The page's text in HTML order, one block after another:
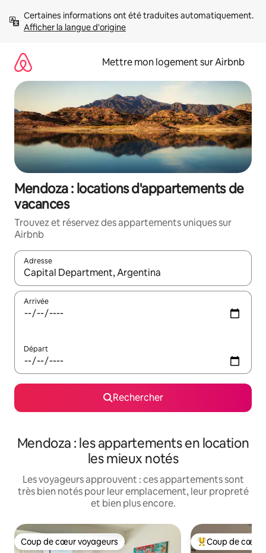
directement
Afficher la langue d'origine
Mettre mon logement sur Airbnb
Mendoza : locations d'appartements de
vacances
Trouvez et réservez des appartements uniques sur
Airbnb
Adresse
Lorsque les résultats s'affichent, utilisez les flèches vers le
Arrivée
Départ
Rechercher
Mendoza : les appartements en location
les mieux notés
Les voyageurs approuvent : ces appartements sont
très bien notés pour leur emplacement, leur propreté
et bien plus encore.
Coup de cœur voyageurs
Coup de cœur voyageurs Coups de cœur
Coup de cœur